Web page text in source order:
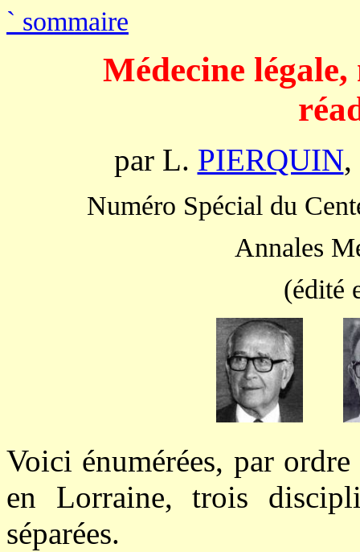
` sommaire
Médecine
par L. PIERQUIN,
Numéro Spécial du
Annales
(édité
Voici énumérées, par
en Lorraine, trois
séparées.